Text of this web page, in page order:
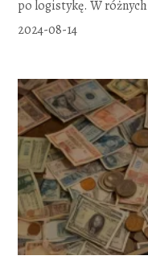
po logistykę. W
2024-08-14